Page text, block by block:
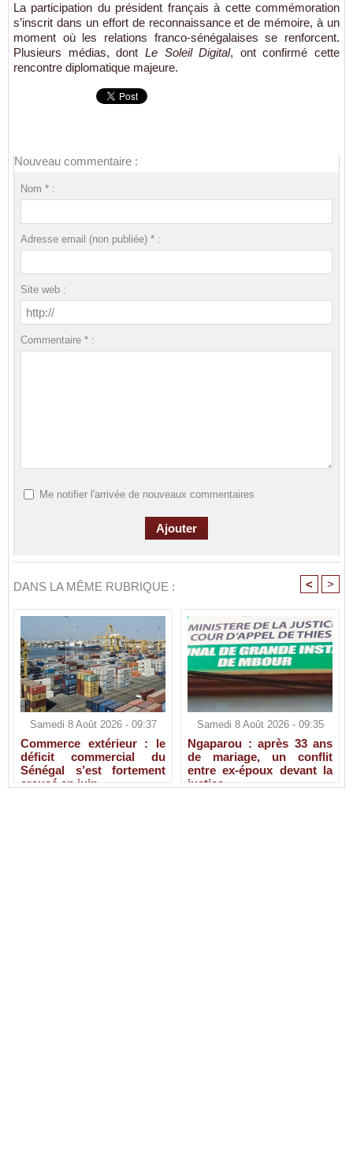
La participation du président français à cette commémoration
s’inscrit dans un effort de reconnaissance et de mémoire, à un
moment où les relations franco-sénégalaises se renforcent.
Plusieurs médias, dont Le Soleil Digital, ont confirmé cette
rencontre diplomatique majeure.
Nouveau commentaire :
Nom * :
Adresse email (non publiée) * :
Site web :
Commentaire * :
Me notifier l'arrivée de nouveaux commentaires
DANS LA MÊME RUBRIQUE : < >
Samedi 8 Août 2026 - 09:37
Commerce extérieur : le
déficit commercial du
Sénégal s’est fortement
creusé en juin
Samedi 8 Août 2026 - 09:35
Ngaparou : après 33 ans
de mariage, un conflit
entre ex-époux devant la
justice